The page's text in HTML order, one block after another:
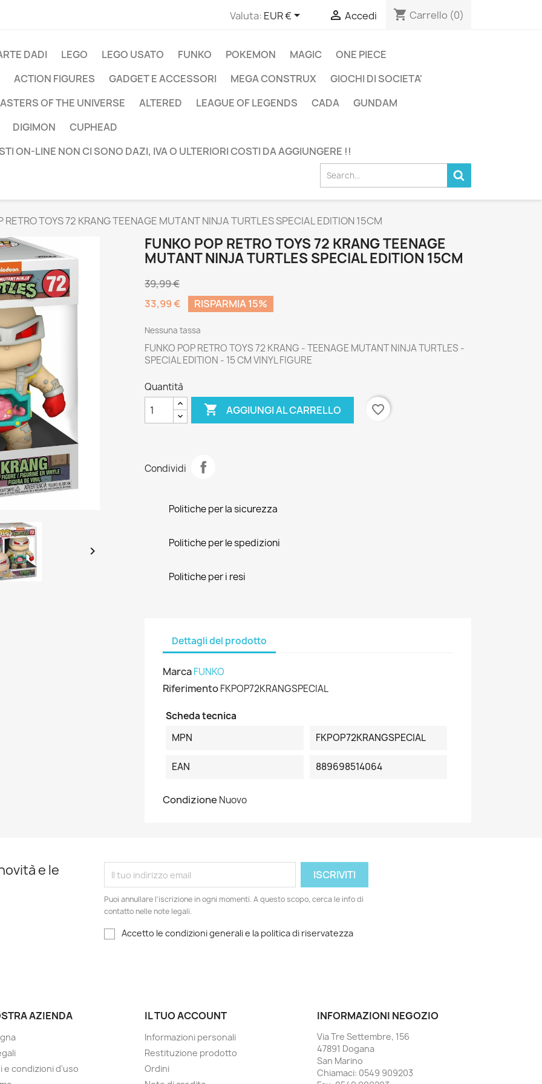
Valuta: EUR €  Accedi shopping_cart Carrello (0)
DADI LEGO LEGO USATO FUNKO POKEMON MAGIC
ONE PIECE
ACTION FIGURES
GADGET E ACCESSORI MEGA CONSTRUX
GIOCHI DI SOCIETA'
OF THE UNIVERSE
ALTERED LEAGUE OF LEGENDS CADA
GUNDAM
DIGIMON
CUPHEAD
ON-LINE NON CI SONO DAZI, IVA O ULTERIORI COSTI DA AGGIUNGERE !!
RETRO TOYS 72 KRANG TEENAGE MUTANT NINJA TURTLES SPECIAL EDITION 15CM

FUNKO POP RETRO TOYS 72 KRANG TEENAGE
MUTANT NINJA TURTLES SPECIAL EDITION 15CM
39,99 €
33,99 €
RISPARMIA 15%
Nessuna tassa
FUNKO POP RETRO TOYS 72 KRANG - TEENAGE MUTANT NINJA TURTLES -
SPECIAL EDITION - 15 CM VINYL FIGURE
Quantità
 AGGIUNGI AL CARRELLO favorite_border
Condividi
Politiche per la sicurezza
Politiche per le spedizioni
Politiche per i resi
Dettagli del prodotto
MarcaFUNKO
RiferimentoFKPOP72KRANGSPECIAL
Scheda tecnica
MPN
FKPOP72KRANGSPECIAL
EAN 889698514064
Condizione Nuovo
e le
Puoi annullare l'iscrizione in ogni momenti. A questo scopo, cerca le info di
contatto nelle note legali.
Accetto le condizioni generali e la politica di riservatezza
AZIENDA
e condizioni d'uso
IL TUO ACCOUNT
Informazioni personali
Restituzione prodotto
Ordini
INFORMAZIONI NEGOZIO
Via Tre Settembre, 156
47891 Dogana
San Marino
Chiamaci: 0549 909203